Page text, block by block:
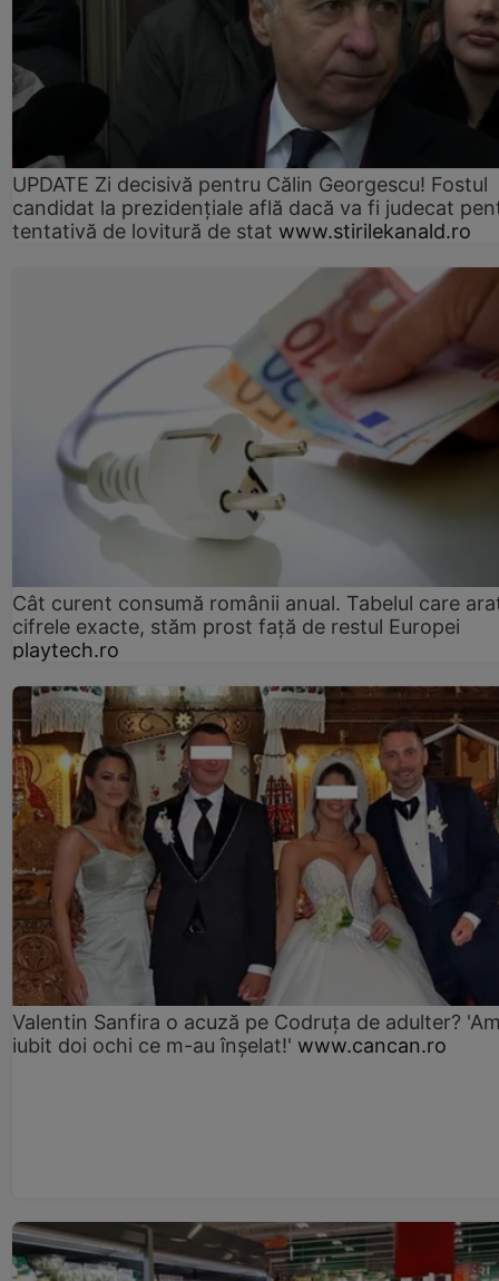
UPDATE Zi decisivă pentru Călin Georgescu! Fostul
candidat la prezidențiale află dacă va fi judecat
tentativă de lovitură de stat www.stirilekanald.ro
Cât curent consumă românii anual. Tabelul care
cifrele exacte, stăm prost faţă de restul Europei
playtech.ro
Valentin Sanfira o acuză pe Codruța de adulter?
iubit doi ochi ce m-au înșelat!' www.cancan.ro